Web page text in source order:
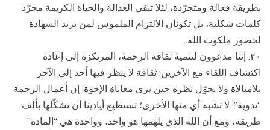
بطريقة فعالة ومتجرّدة، لئلا تبقى العدالة والحياة الكريمة مجرّد
كلمات شكلية، بل تكونان الالتزام الملموس لمن يريد الشهادة
لحضور ملكوت الله.
۲۰. إننا مدعوون لتنمية ثقافة الرحمة، المرتكزة إلى إعادة
اكتشاف اللقاء مع الآخرين: ثقافة لا ينظر فيها أحد إلى الآخر
بلامبالاة ولا يحوّل نظره حين يرى معاناة الإخوة. إن أعمال الرحمة
“يدوية”: لا تشبه أي منها الأخرى؛ تستطيع أيادينا أن تشكّلها بألف
طريقة، ومع أن الله الذي يلهمها هو واحد، وواحدة هي “المادة”